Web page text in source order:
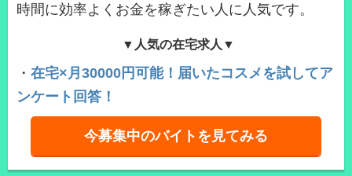
時間に効率よくお金を稼ぎたい人に人気です。
▼人気の在宅求人▼
・ 在宅×月30000円可能！届いたコスメを試してア
ンケート回答！
今募集中のバイトを見てみる